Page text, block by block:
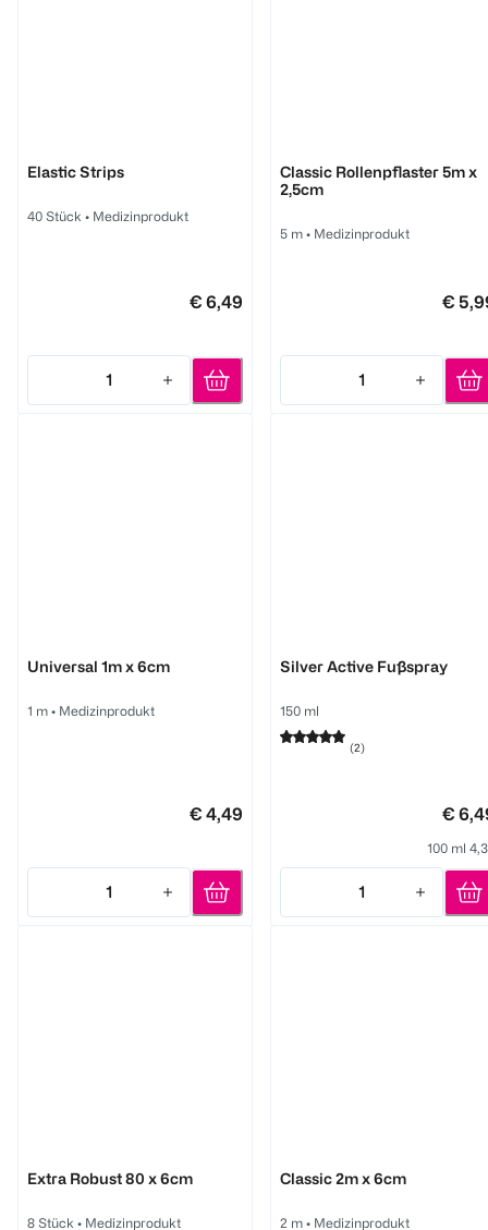
Elastic Strips
40 Stück • Medizinprodukt
€ 6,49
1
Quantity: 1
Classic Rollenpflaster 5m x
2,5cm
5 m • Medizinprodukt
€
1
Quantity: 1
Universal 1m x 6cm
1 m • Medizinprodukt
€ 4,49
1
Quantity: 1
Silver Active Fußspray
150 ml
(2)
€
100 ml
1
Quantity: 1
Extra Robust 80 x 6cm
8 Stück • Medizinprodukt
Classic 2m x 6cm
2 m • Medizinprodukt